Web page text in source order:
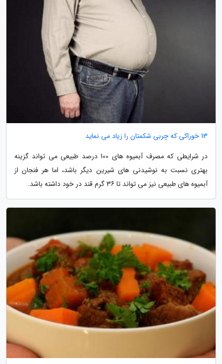
13 خوراکی که چربی شکمتان را زیاد می نماید
در شرایطی که مصرف آبمیوه های 100 درصد طبیعی می تواند گزینه
بهتری نسبت به نوشیدنی های شیرین دیگر باشد، اما هر فنجان از
آبمیوه های طبیعی نیز می تواند تا 36 گرم قند در خود داشته باشد.